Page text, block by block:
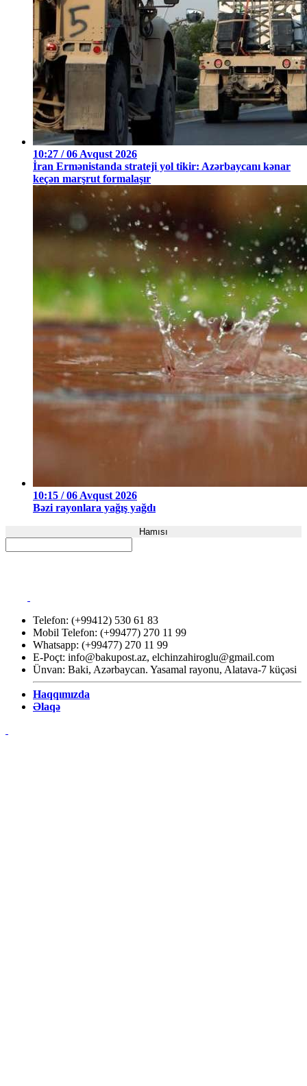
10:27 / 06 Avqust 2026
İran Ermənistanda strateji yol tikir: Azərbaycanı kənar
keçən marşrut formalaşır
10:15 / 06 Avqust 2026
Bəzi rayonlara yağış yağdı
Hamısı
Telefon: (+99412) 530 61 83
Mobil Telefon: (+99477) 270 11 99
Whatsapp: (+99477) 270 11 99
E-Poçt: info@bakupost.az, elchinzahiroglu@gmail.com
Ünvan: Baki, Azərbaycan. Yasamal rayonu, Alatava-7 küçəsi
Haqqımızda
Əlaqə